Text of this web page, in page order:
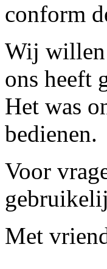
conform
Wij willen
ons heeft
Het was
bedienen.
Voor
Met